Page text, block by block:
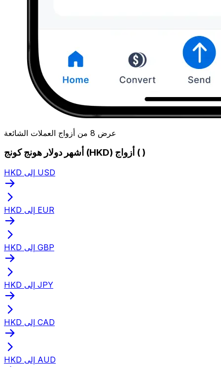
عرض 8 من أزواج العملات الشائعة
أشهر دولار هونج كونج (HKD) أزواج ( )
HKD إلى USD
HKD إلى EUR
HKD إلى GBP
HKD إلى JPY
HKD إلى CAD
HKD إلى AUD